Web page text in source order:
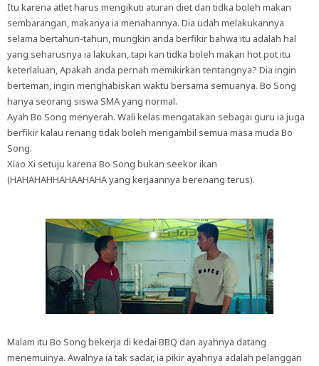
Itu karena atlet harus mengikuti aturan diet dan tidka boleh makan
sembarangan, makanya ia menahannya. Dia udah melakukannya
selama bertahun-tahun, mungkin anda berfikir bahwa itu adalah hal
yang seharusnya ia lakukan, tapi kan tidka boleh makan hot pot itu
keterlaluan, Apakah anda pernah memikirkan tentangnya? Dia ingin
berteman, ingin menghabiskan waktu bersama semuanya. Bo Song
hanya seorang siswa SMA yang normal.
Ayah Bo Song menyerah. Wali kelas mengatakan sebagai guru ia juga
berfikir kalau renang tidak boleh mengambil semua masa muda Bo
Song.
Xiao Xi setuju karena Bo Song bukan seekor ikan
(HAHAHAHHAHAAHAHA yang kerjaannya berenang terus).
Malam itu Bo Song bekerja di kedai BBQ dan ayahnya datang
menemuinya. Awalnya ia tak sadar, ia pikir ayahnya adalah pelanggan